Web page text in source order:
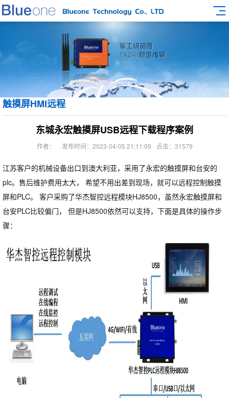
触摸屏HMI远程
东城永宏触摸屏USB远程下载程序案例
作者： 发布时间：2023-04-05 21:11:09 点击：31579
江苏客户的机械设备出口到澳大利亚，采用了永宏的触摸屏和台安的
plc。售后维护费用太大， 希望不用出差到现场，就可以远程控制触摸
屏和PLC。 客户采购了华杰智控远程模块HJ8500，虽然永宏触摸屏和
台安PLC比较偏门， 但是HJ8500依然可以支持，下面是具体的操作步
骤：